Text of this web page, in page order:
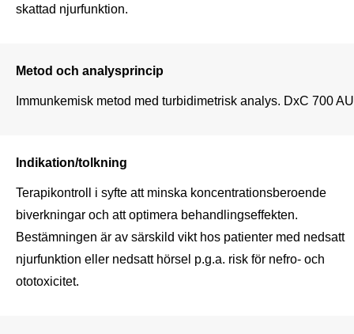
skattad njurfunktion.
Metod och analysprincip
Immunkemisk metod med turbidimetrisk analys. DxC 700 AU
Indikation/tolkning
Terapikontroll i syfte att minska koncentrationsberoende
biverkningar och att optimera behandlingseffekten.
Bestämningen är av särskild vikt hos patienter med nedsatt
njurfunktion eller nedsatt hörsel p.g.a. risk för nefro- och
ototoxicitet.